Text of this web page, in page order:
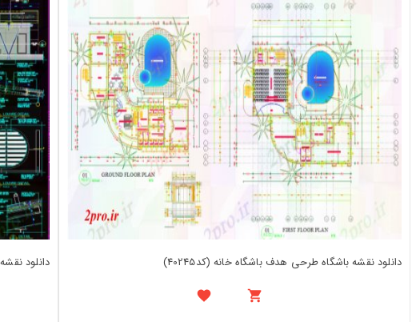
دانلود نقشه باشگاه طرحی هدف باشگاه خانه (کد40245) دانلود نقشه